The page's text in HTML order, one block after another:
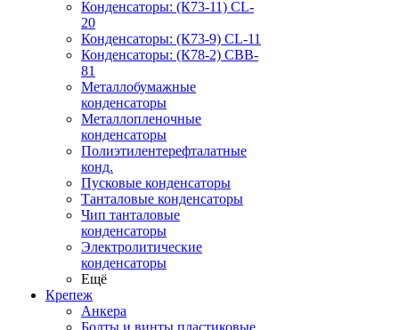
Конденсаторы: (К73-11) CL-
20
Конденсаторы: (К73-9) CL-11
Конденсаторы: (К78-2) CBB-
81
Металлобумажные
конденсаторы
Металлопленочные
конденсаторы
Полиэтилентерефталатные
конд.
Пусковые конденсаторы
Танталовые конденсаторы
Чип танталовые
конденсаторы
Электролитические
конденсаторы
Ещё
Крепеж
Анкера
Болты и винты пластиковые